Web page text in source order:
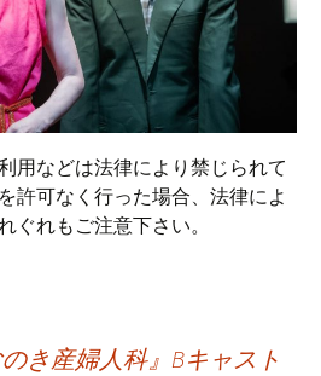
用などは法律により禁じられて
許可なく行った場合、法律によ
ぐれもご注意下さい。
き産婦人科』Bキャスト